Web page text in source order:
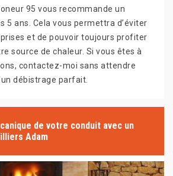
95 vous recommande un
5 ans. Cela vous permettra d’éviter
et de pouvoir toujours profiter
source de chaleur. Si vous êtes à
contactez-moi sans attendre
débistrage parfait.
de votre conduit avec un
Adam